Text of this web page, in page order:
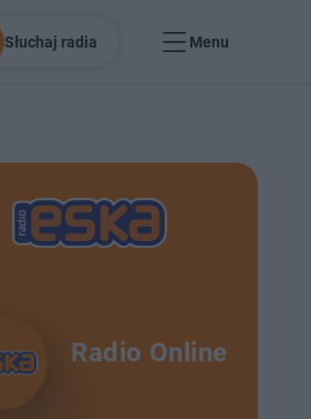
Słuchaj radia Menu
Radio Online